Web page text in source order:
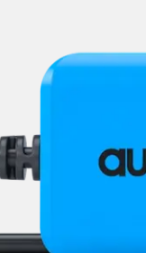
(TRSVC)
(RDK)